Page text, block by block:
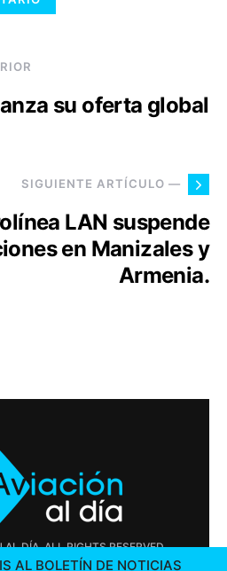
su oferta global
SIGUIENTE ARTÍCULO —
LAN suspende
en Manizales y
Armenia.
DÍA. ALL RIGHTS RESERVED
AL BOLETÍN DE NOTICIAS